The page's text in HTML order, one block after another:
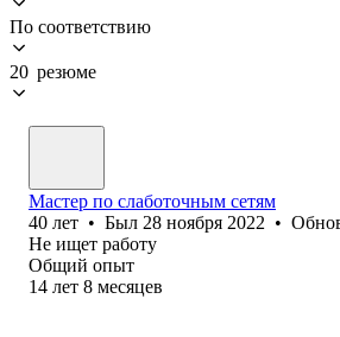
По соответствию
20 резюме
Мастер по слаботочным сетям
40 лет • Был 28 ноября 2022 •
Не ищет работу
Общий опыт
14 лет 8 месяцев